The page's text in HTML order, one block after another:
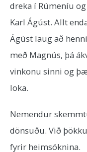
dreka í Rúmeníu
Karl Ágúst. Allt
Ágúst laug að
með Magnús, þá
vinkonu sinni og
loka.
Nemendur
dönsuðu. Við
fyrir heimsóknina.